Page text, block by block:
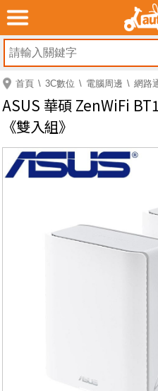
首頁 3C數位 電腦周邊 網路
ASUS 華碩 ZenWiFi
《雙入組》